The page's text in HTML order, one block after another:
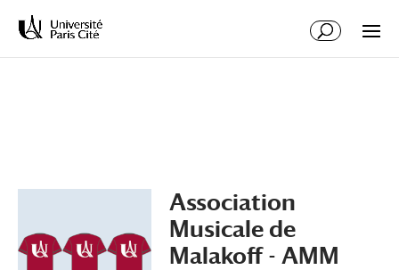
Association
Musicale de
Malakoff - AMM